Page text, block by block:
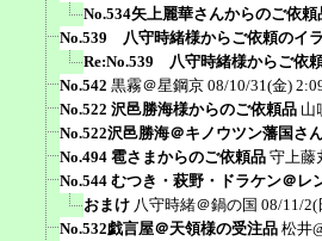
No.534矢上麗華さんからのご依頼
No.539 八守時緒様からご依頼のイ
Re:No.539 八守時緒様からご依
No.542 黒霧＠星鋼京 08/10/31(金)
No.522 沢邑勝海様からのご依頼品 山
No.522沢邑勝海＠キノウツン藩国さ
No.494 雹さまからのご依頼品 守上藤
No.544 むつき・萩野・ドラケン＠レ
おまけ 八守時緒＠鍋の国 08/11/2(
No.532戯言屋＠天領様の受注品 松井